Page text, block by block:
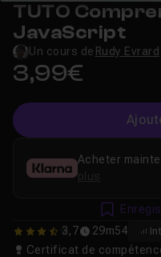
TUTO
JavaScript
Un cours de Rudy Evrard
3,99€
3.7142857142857
3,7 29m54
Certificat de
Acheter
plus